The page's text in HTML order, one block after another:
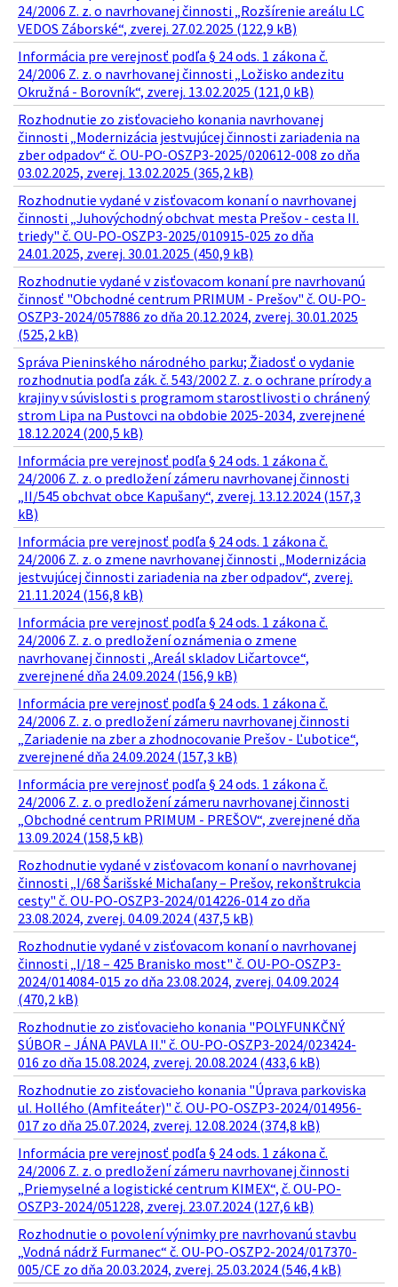
24/2006 Z. z. o navrhovanej činnosti „Rozšírenie areálu LC
VEDOS Záborské“, zverej. 27.02.2025 (122,9 kB)
Informácia pre verejnosť podľa § 24 ods. 1 zákona č.
24/2006 Z. z. o navrhovanej činnosti „Ložisko andezitu
Okružná - Borovník“, zverej. 13.02.2025 (121,0 kB)
Rozhodnutie zo zisťovacieho konania navrhovanej
činnosti „Modernizácia jestvujúcej činnosti zariadenia na
zber odpadov“ č. OU-PO-OSZP3-2025/020612-008 zo dňa
03.02.2025, zverej. 13.02.2025 (365,2 kB)
Rozhodnutie vydané v zisťovacom konaní o navrhovanej
činnosti „Juhovýchodný obchvat mesta Prešov - cesta II.
triedy" č. OU-PO-OSZP3-2025/010915-025 zo dňa
24.01.2025, zverej. 30.01.2025 (450,9 kB)
Rozhodnutie vydané v zisťovacom konaní pre navrhovanú
činnosť "Obchodné centrum PRIMUM - Prešov" č. OU-PO-
OSZP3-2024/057886 zo dňa 20.12.2024, zverej. 30.01.2025
(525,2 kB)
Správa Pieninského národného parku; Žiadosť o vydanie
rozhodnutia podľa zák. č. 543/2002 Z. z. o ochrane prírody a
krajiny v súvislosti s programom starostlivosti o chránený
strom Lipa na Pustovci na obdobie 2025-2034, zverejnené
18.12.2024 (200,5 kB)
Informácia pre verejnosť podľa § 24 ods. 1 zákona č.
24/2006 Z. z. o predložení zámeru navrhovanej činnosti
„II/545 obchvat obce Kapušany“, zverej. 13.12.2024 (157,3
kB)
Informácia pre verejnosť podľa § 24 ods. 1 zákona č.
24/2006 Z. z. o zmene navrhovanej činnosti „Modernizácia
jestvujúcej činnosti zariadenia na zber odpadov“, zverej.
21.11.2024 (156,8 kB)
Informácia pre verejnosť podľa § 24 ods. 1 zákona č.
24/2006 Z. z. o predložení oznámenia o zmene
navrhovanej činnosti „Areál skladov Ličartovce“,
zverejnené dňa 24.09.2024 (156,9 kB)
Informácia pre verejnosť podľa § 24 ods. 1 zákona č.
24/2006 Z. z. o predložení zámeru navrhovanej činnosti
„Zariadenie na zber a zhodnocovanie Prešov - Ľubotice“,
zverejnené dňa 24.09.2024 (157,3 kB)
Informácia pre verejnosť podľa § 24 ods. 1 zákona č.
24/2006 Z. z. o predložení zámeru navrhovanej činnosti
„Obchodné centrum PRIMUM - PREŠOV“, zverejnené dňa
13.09.2024 (158,5 kB)
Rozhodnutie vydané v zisťovacom konaní o navrhovanej
činnosti „I/68 Šarišské Michaľany – Prešov, rekonštrukcia
cesty" č. OU-PO-OSZP3-2024/014226-014 zo dňa
23.08.2024, zverej. 04.09.2024 (437,5 kB)
Rozhodnutie vydané v zisťovacom konaní o navrhovanej
činnosti „I/18 – 425 Branisko most" č. OU-PO-OSZP3-
2024/014084-015 zo dňa 23.08.2024, zverej. 04.09.2024
(470,2 kB)
Rozhodnutie zo zisťovacieho konania "POLYFUNKČNÝ
SÚBOR – JÁNA PAVLA II." č. OU-PO-OSZP3-2024/023424-
016 zo dňa 15.08.2024, zverej. 20.08.2024 (433,6 kB)
Rozhodnutie zo zisťovacieho konania "Úprava parkoviska
ul. Hollého (Amfiteáter)" č. OU-PO-OSZP3-2024/014956-
017 zo dňa 25.07.2024, zverej. 12.08.2024 (374,8 kB)
Informácia pre verejnosť podľa § 24 ods. 1 zákona č.
24/2006 Z. z. o predložení zámeru navrhovanej činnosti
„Priemyselné a logistické centrum KIMEX“, č. OU-PO-
OSZP3-2024/051228, zverej. 23.07.2024 (127,6 kB)
Rozhodnutie o povolení výnimky pre navrhovanú stavbu
„Vodná nádrž Furmanec“ č. OU-PO-OSZP2-2024/017370-
005/CE zo dňa 20.03.2024, zverej. 25.03.2024 (546,4 kB)